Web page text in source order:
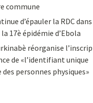
commune
d’épauler la RDC dans
17è épidémie d’Ebola
réorganise
de «l’identifiant unique
personnes physiques»